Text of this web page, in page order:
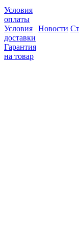
Условия
оплаты
Условия
доставки
Гарантия
на товар
Новости